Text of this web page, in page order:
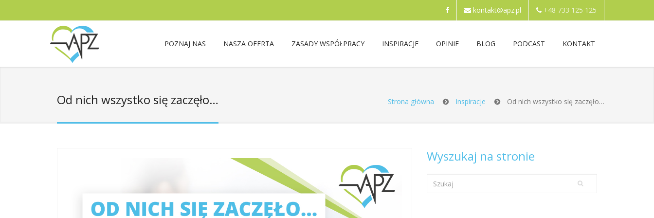
kontakt@apz.pl +48 733 125 125
POZNAJ NAS NASZA OFERTA ZASADY WSPÓŁPRACY INSPIRACJE OPINIE BLOG PODCAST KONTAKT
Od nich wszystko się zaczęło… Strona główna Inspiracje Od nich wszystko się zaczęło…
Wyszukaj na stronie